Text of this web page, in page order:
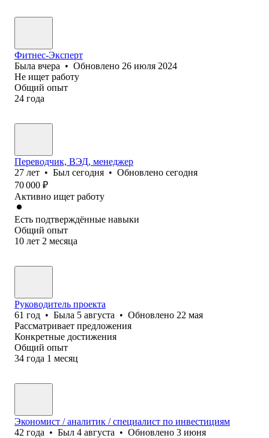
Фитнес-Эксперт
Была вчера • Обновлено 26 июля 2024
Не ищет работу
Общий опыт
24 года
Переводчик, ВЭД, менеджер
27 лет • Был сегодня • Обновлено сегодня
70 000 ₽
Активно ищет работу
Есть подтверждённые навыки
Общий опыт
10 лет 2 месяца
Руководитель проекта
61 год • Была 5 августа • Обновлено 22 мая
Рассматривает предложения
Конкретные достижения
Общий опыт
34 года 1 месяц
Экономист / аналитик / специалист по инвестициям
42 года • Был 4 августа • Обновлено 3 июня